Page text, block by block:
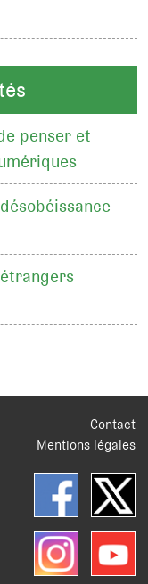
penser et
Contact
Mentions légales